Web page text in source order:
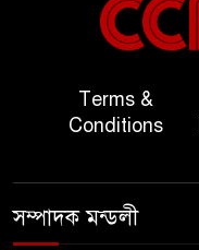
Terms &
Conditions
সম্পাদক মন্ডলী